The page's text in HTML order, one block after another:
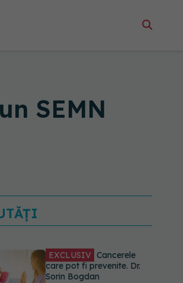
SEMN
Sorin Bogdan
Testul din deget care ar
putea indica riscul pentru 8
boli majore